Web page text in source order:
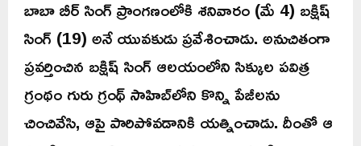
బాబా బీర్ సింగ్ ప్రాంగణంలోకి శనివారం (మే 4) బక్షిష్
సింగ్ (19) అనే యువకుడు ప్రవేశించాడు. అనుచితంగా
ప్రవర్తించిన బక్షిష్‌ సింగ్‌ ఆలయంలోని సిక్కుల పవిత్ర
గ్రంథం గురు గ్రంథ్ సాహిబ్‌లోని కొన్ని పేజీలను
చించివేసి, ఆపై పారిపోవడానికి యత్నించాడు. దీంతో ఆ